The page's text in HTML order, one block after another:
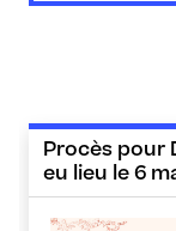
Procès pour
eu lieu le 6